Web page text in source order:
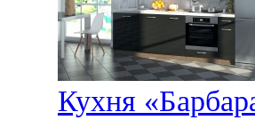
Кухня